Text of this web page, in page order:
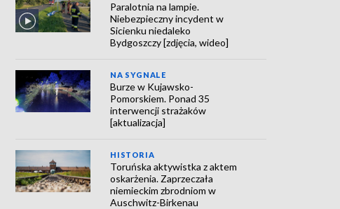
Paralotnia na lampie.
Niebezpieczny incydent w
Sicienku niedaleko
Bydgoszczy [zdjęcia, wideo]
NA SYGNALE
Burze w Kujawsko-
Pomorskiem. Ponad 35
interwencji strażaków
[aktualizacja]
HISTORIA
Toruńska aktywistka z aktem
oskarżenia. Zaprzeczała
niemieckim zbrodniom w
Auschwitz-Birkenau